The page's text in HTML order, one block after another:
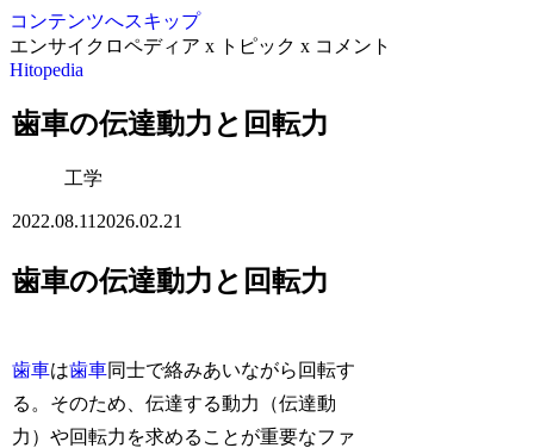
コンテンツへスキップ
エンサイクロペディア x トピック x コメント
Hitopedia
歯車の伝達動力と回転力
工学
2022.08.11 2026.02.21
歯車の伝達動力と回転力
歯車は歯車同士で絡みあいながら回転す
る。そのため、伝達する動力（伝達動
力）や回転力を求めることが重要なファ